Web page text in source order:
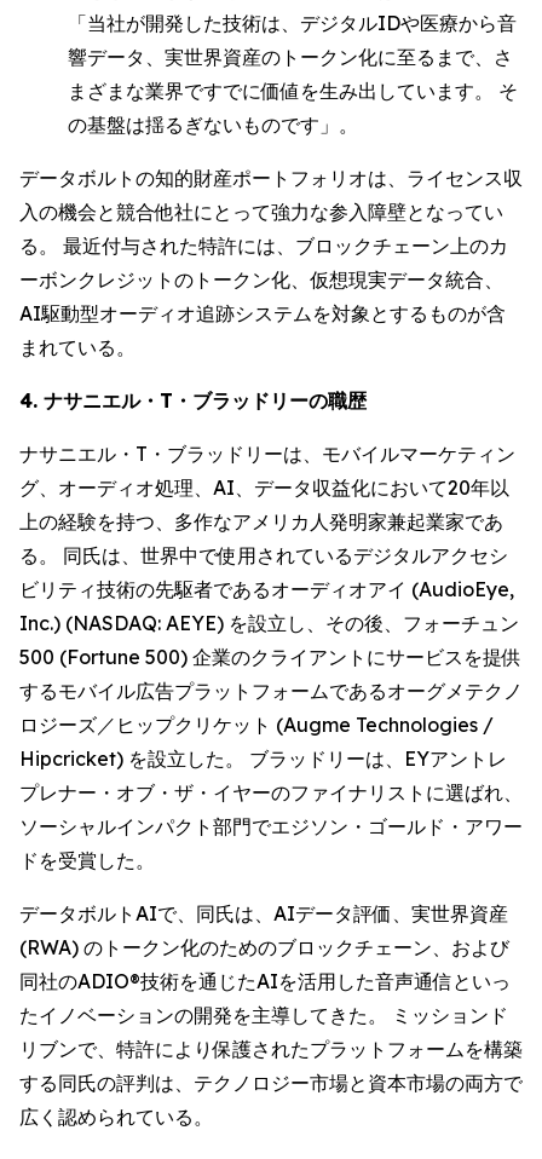
「当社が開発した技術は、デジタルIDや医療から音
響データ、実世界資産のトークン化に至るまで、さ
まざまな業界ですでに価値を生み出しています。 そ
の基盤は揺るぎないものです」。
データボルトの知的財産ポートフォリオは、ライセンス収
入の機会と競合他社にとって強力な参入障壁となってい
る。 最近付与された特許には、ブロックチェーン上のカ
ーボンクレジットのトークン化、仮想現実データ統合、
AI駆動型オーディオ追跡システムを対象とするものが含
まれている。
4. ナサニエル・T・ブラッドリーの職歴
ナサニエル・T・ブラッドリーは、モバイルマーケティン
グ、オーディオ処理、AI、データ収益化において20年以
上の経験を持つ、多作なアメリカ人発明家兼起業家であ
る。 同氏は、世界中で使用されているデジタルアクセシ
ビリティ技術の先駆者であるオーディオアイ (AudioEye,
Inc.) (NASDAQ: AEYE) を設立し、その後、フォーチュン
500 (Fortune 500) 企業のクライアントにサービスを提供
するモバイル広告プラットフォームであるオーグメテクノ
ロジーズ／ヒップクリケット (Augme Technologies /
Hipcricket) を設立した。 ブラッドリーは、EYアントレ
プレナー・オブ・ザ・イヤーのファイナリストに選ばれ、
ソーシャルインパクト部門でエジソン・ゴールド・アワー
ドを受賞した。
データボルトAIで、同氏は、AIデータ評価、実世界資産
(RWA) のトークン化のためのブロックチェーン、および
同社のADIO®技術を通じたAIを活用した音声通信といっ
たイノベーションの開発を主導してきた。 ミッションド
リブンで、特許により保護されたプラットフォームを構築
する同氏の評判は、テクノロジー市場と資本市場の両方で
広く認められている。